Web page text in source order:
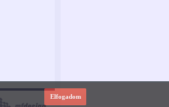
Elfogadom